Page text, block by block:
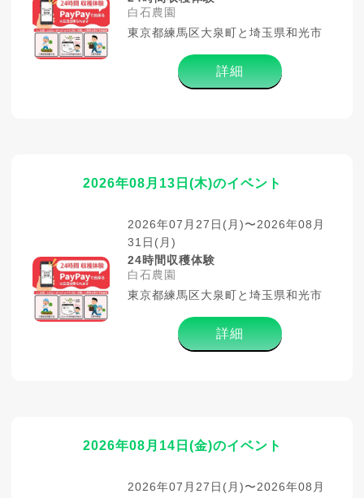
白石農園
東京都練馬区大泉町と埼玉県和光市
詳細
2026年08月13日(木)のイベント
2026年07月27日(月)〜2026年08月
31日(月)
24時間収穫体験
白石農園
東京都練馬区大泉町と埼玉県和光市
詳細
2026年08月14日(金)のイベント
2026年07月27日(月)〜2026年08月